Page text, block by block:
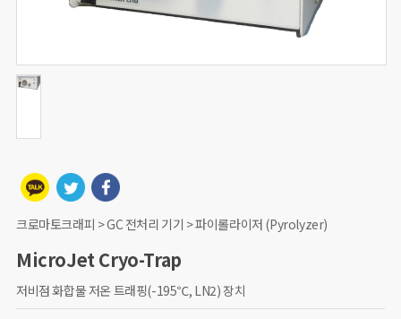
크로마토크래피 > GC 전처리 기기 > 파이롤라이저 (Pyrolyzer)
MicroJet Cryo-Trap
저비점 화합물 저온 트래핑(-195℃, LN2) 장치